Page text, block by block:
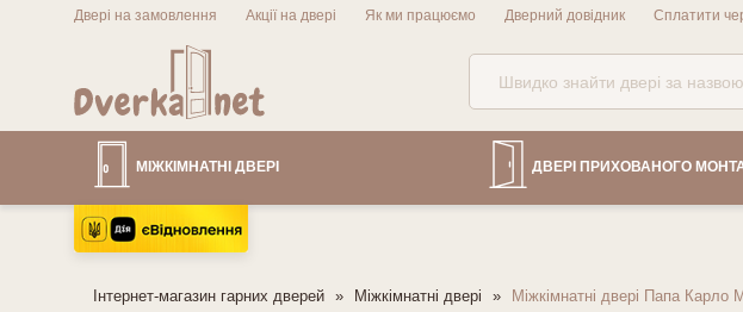
Двері на замовлення Акції на двері Як ми працюємо Дверний довідник Сплатити
МІЖКІМНАТНІ ДВЕРІ ДВЕРІ ПРИХОВАНОГО
Інтернет-магазин гарних дверей Міжкімнатні двері Міжкімнатні двері Папа Карло